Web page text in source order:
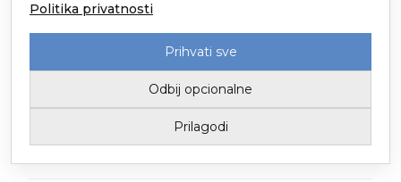
Pridržavajte se oznaka deklariranih na proizvodu
Ne koristite sredstva na bazi klora
Politika privatnosti
Prihvati sve
Odbij opcionalne
Prilagodi